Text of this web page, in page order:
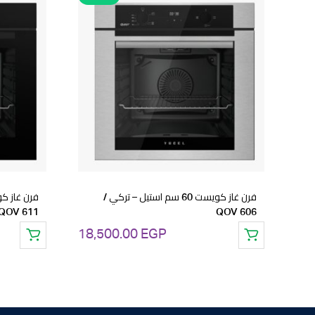
فرن غاز كويست 60 سم استيل – تركي /
QOV 606
18,500.00 EGP
611